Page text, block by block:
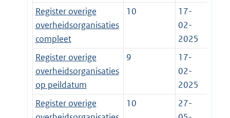
Register overige
overheidsorganisaties
compleet
10
17-
02-
2025
Register overige
overheidsorganisaties
op peildatum
9
17-
02-
2025
Register overige
10
27-